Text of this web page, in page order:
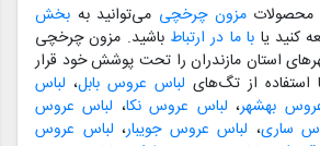
محصولاتمزون چرخچی می‌توانید به بخش
کنید یا با ما در ارتباط باشید. مزون چرخچی
استان مازندران را تحت پوشش خود قرار
استفاده از تگ‌های لباس عروس بابل، لباس
بهشهر، لباس عروس نکا، لباس عروس
ساری، لباس عروس جویبار، لباس عروس